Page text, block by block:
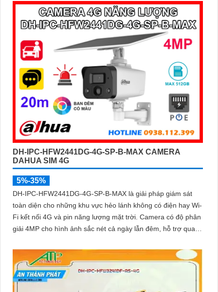
DH-IPC-HFW2441DG-4G-SP-B-MAX CAMERA
DAHUA SIM 4G
5%-35%
DH-IPC-HFW2441DG-4G-SP-B-MAX là giải pháp giám sát
toàn diện cho những khu vực hẻo lánh không có điện hay Wi-
Fi kết nối 4G và pin năng lượng mặt trời. Camera có độ phân
giải 4MP cho hình ảnh sắc nét cả ngày lẫn đêm, hỗ trợ quan
hai chiều